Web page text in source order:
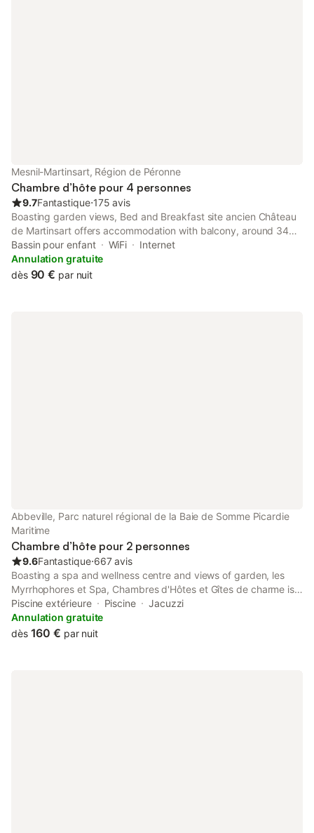
Mesnil-Martinsart, Région de Péronne
Chambre d’hôte pour 4 personnes
9.7Fantastique⋅175 avis
Boasting garden views, Bed and Breakfast site ancien Château
de Martinsart offers accommodation with balcony, around 34
km from Amiens Train Station. This property offers access to a
terrace and free private parking.
Bassin pour enfant WiFi
Internet
Annulation gratuite
dès 90 € par nuit
Abbeville, Parc naturel régional de la Baie de Somme Picardie
Maritime
Chambre d’hôte pour 2 personnes
9.6Fantastique⋅667 avis
Boasting a spa and wellness centre and views of garden, les
Myrrhophores et Spa, Chambres d'Hôtes et Gîtes de charme is a
bed and breakfast set in a historic building in Abbeville, 43 km
from Rang du Fliers-Verton-Berck Train Station.
Piscine extérieure Piscine
Jacuzzi
Annulation gratuite
dès 160 € par nuit